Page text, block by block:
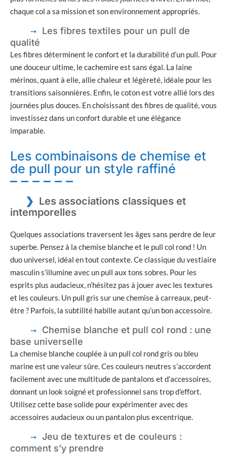
chaque col a sa mission et son environnement appropriés.
Les fibres textiles pour un pull de
qualité
Les fibres déterminent le confort et la durabilité d’un pull. Pour
une douceur ultime, le cachemire est sans égal. La laine
mérinos, quant à elle, allie chaleur et légèreté, idéale pour les
transitions saisonnières. Enfin, le coton est votre allié lors des
journées plus douces. En choisissant des fibres de qualité, vous
investissez dans un confort durable et une élégance
imparable.
Les combinaisons de chemise et
de pull pour un style raffiné
Les associations classiques et
intemporelles
Quelques associations traversent les âges sans perdre de leur
superbe. Pensez à la chemise blanche et le pull col rond ! Un
duo universel, idéal en tout contexte. Ce classique du vestiaire
masculin s’illumine avec un pull aux tons sobres. Pour les
esprits plus audacieux, n’hésitez pas à jouer avec les textures
et les couleurs. Un pull gris sur une chemise à carreaux, peut-
être ? Parfois, la subtilité habille autant qu’un bon accessoire.
Chemise blanche et pull col rond : une
base universelle
La chemise blanche couplée à un pull col rond gris ou bleu
marine est une valeur sûre. Ces couleurs neutres s’accordent
facilement avec une multitude de pantalons et d’accessoires,
donnant un look soigné et professionnel sans trop d’effort.
Utilisez cette base solide pour expérimenter avec des
accessoires audacieux ou un pantalon plus excentrique.
Jeu de textures et de couleurs :
comment s’y prendre